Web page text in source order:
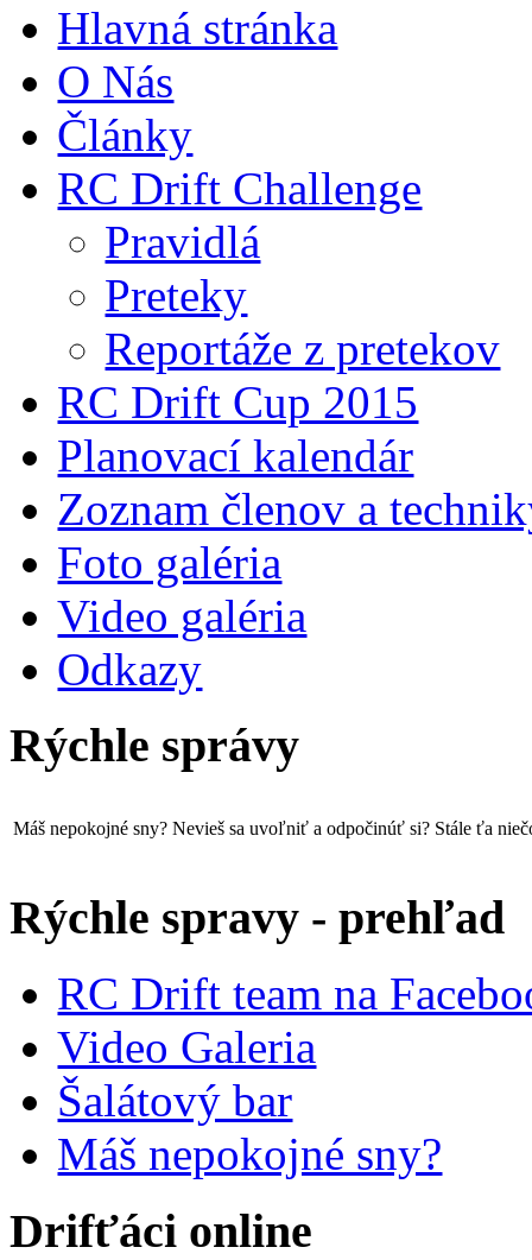
Hlavná stránka
O Nás
Články
RC Drift Challenge
Pravidlá
Preteky
Reportáže z pretekov
RC Drift Cup 2015
Planovací kalendár
Zoznam členov a
Foto galéria
Video galéria
Odkazy
Rýchle správy
Máš nepokojné sny? Nevieš sa uvoľniť a odpočinúť si? Stále ťa
Rýchle spravy - prehľad
RC Drift team na
Video Galeria
Šalátový bar
Máš nepokojné sny?
Drifťáci online